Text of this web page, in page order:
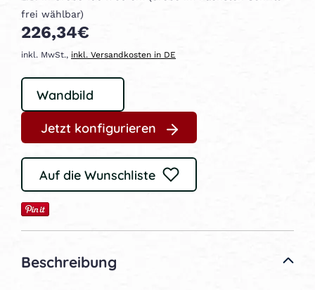
frei wählbar)
226,34€
inkl. MwSt., inkl. Versandkosten in DE
Jetzt konfigurieren
Auf die Wunschliste
Beschreibung